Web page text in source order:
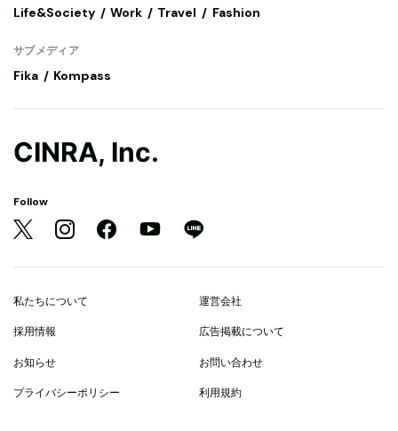
Life&Society
Work Travel Fashion
サブメディア
Fika Kompass
CINRA, Inc.
Follow
私たちについて 運営会社
採用情報 広告掲載について
お知らせ お問い合わせ
プライバシーポリシー 利用規約